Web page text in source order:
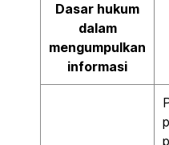
Dasar hukum
dalam
mengumpulkan
informasi